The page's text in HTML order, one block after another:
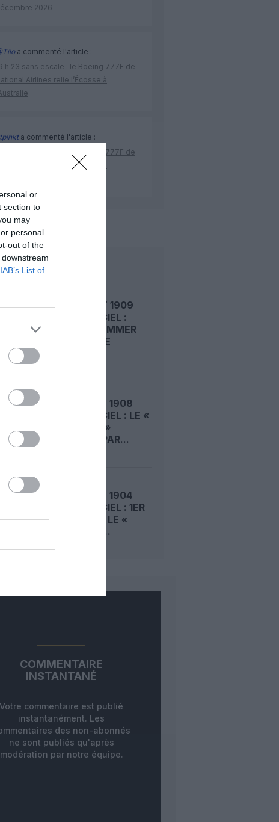
or
section to
may
personal
out of the
IAB’s List of
2026
a commenté l'article :
h 23 sans escale : le Boeing 777F de
Airlines relie l’Écosse à
a commenté l'article :
19 h 23 sans escale : le Boeing 777F de
National Airlines relie l’Écosse à
de l'aviation
LIRE AUSSI
LE 6 AOÛT 1909
DANS LE CIEL :
ROGER SOMMER
PERMET LE
LE 5 AOÛT 1908
DANS LE CIEL : LE «
ZEPPELIN »
DÉTRUIT PAR...
LE 4 AOÛT 1904
DANS LE CIEL : 1ER
VOL POUR LE «
LEBAUDY...
COMMENTAIRE
INSTANTANÉ
Votre commentaire est publié
instantanément. Les
des non-abonnés
ne sont publiés qu'après
modération par notre équipe.